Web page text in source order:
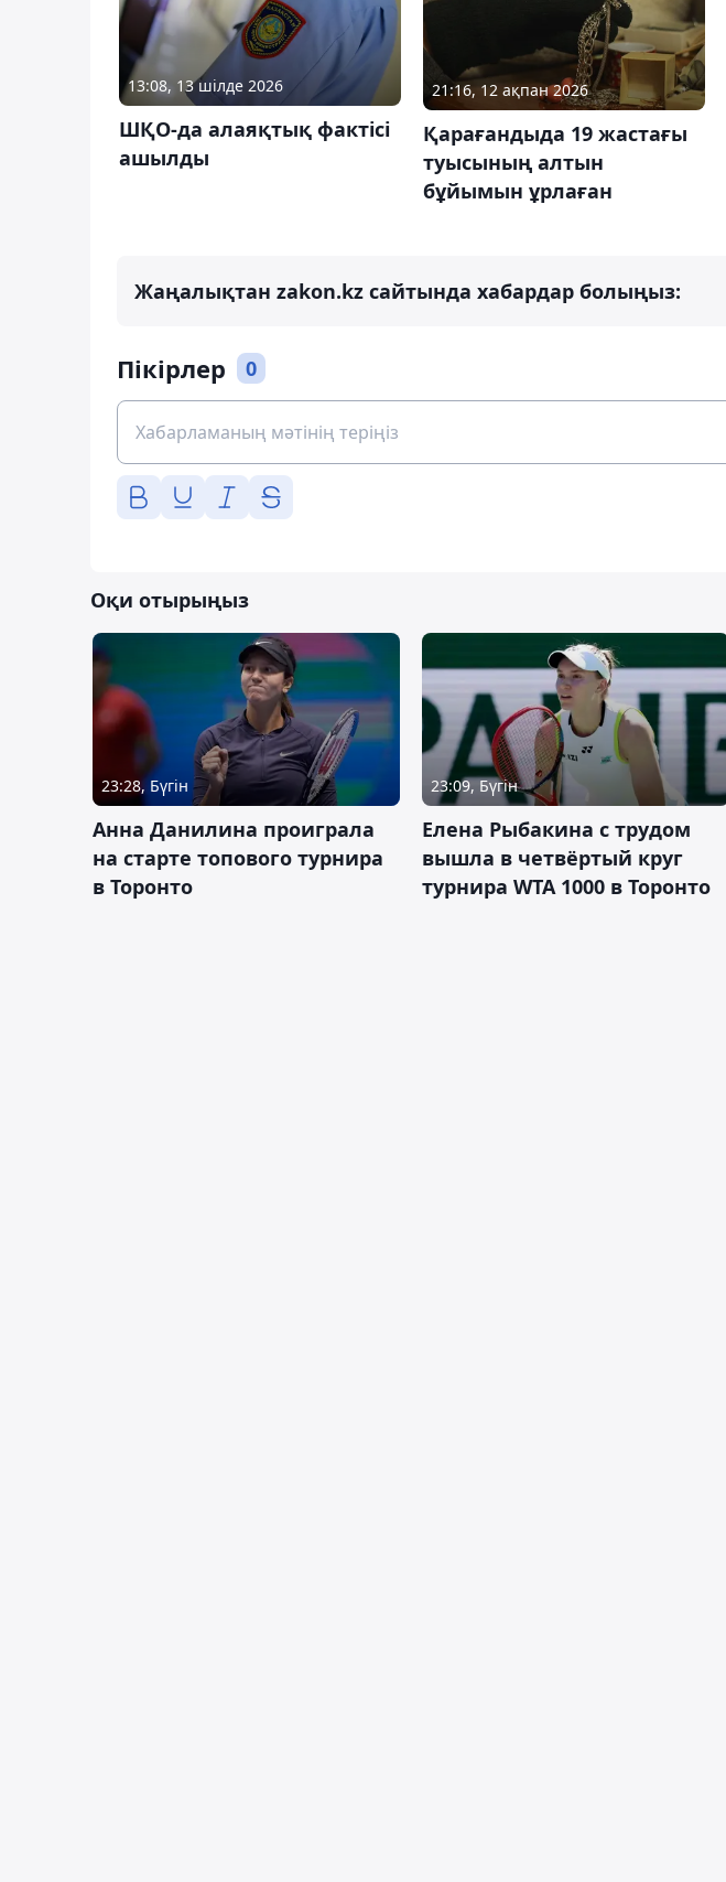
13:08, 13 шілде 2026
ШҚО-да алаяқтық фактісі
ашылды
21:16, 12 ақпан 2026
Қарағандыда 19 жастағы
туысының алтын
бұйымын ұрлаған
Жаңалықтан zakon.kz сайтында хабардар болыңыз:
Пікірлер 0
Оқи отырыңыз
23:28, Бүгін
Анна Данилина проиграла
на старте топового турнира
в Торонто
23:09, Бүгін
Елена Рыбакина с трудом
вышла в четвёртый круг
турнира WTA 1000 в Торонто